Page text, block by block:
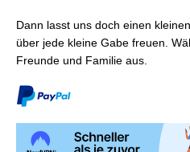
Dann lasst uns doch einen
über jede kleine Gabe freuen.
Freunde und Familie aus.